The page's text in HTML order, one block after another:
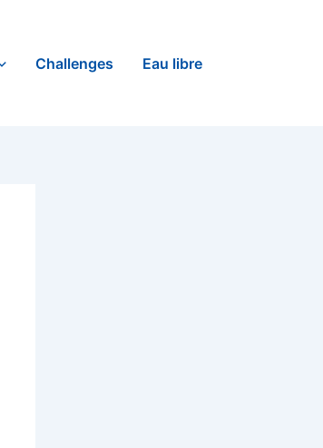
Challenges Eau libre